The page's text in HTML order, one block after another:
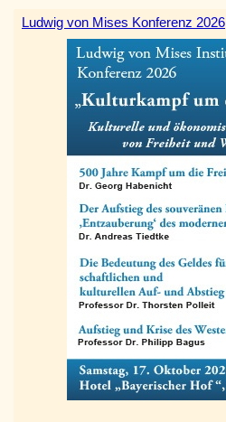
Ludwig von Mises Konferenz 2026